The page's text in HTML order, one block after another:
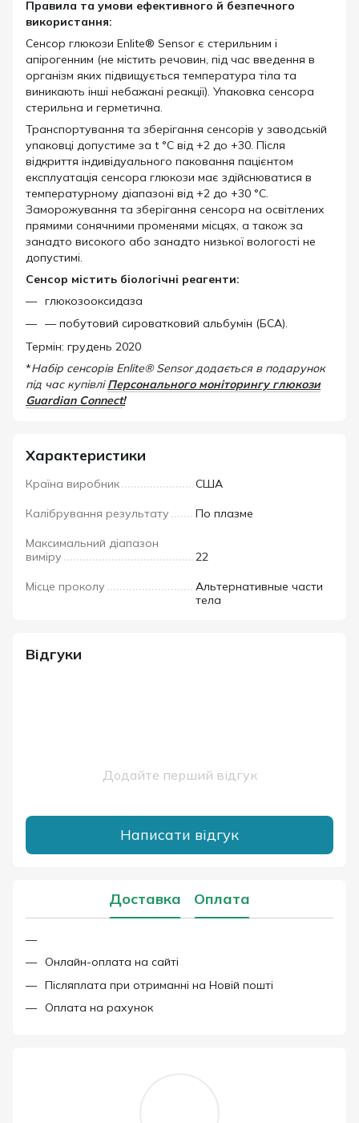
Правила та умови ефективного й безпечного
використання:
Сенсор глюкози Enlite® Sensor є стерильним і
апірогенним (не містить речовин, під час введення в
організм яких підвищується температура тіла та
виникають інші небажані реакції). Упаковка сенсора
стерильна и герметична.
Транспортування та зберігання сенсорів у заводській
упаковці допустиме за t °C від +2 до +30. Після
відкриття індивідуального паковання пацієнтом
експлуатація сенсора глюкози має здійснюватися в
температурному діапазоні від +2 до +30 °C.
Заморожування та зберігання сенсора на освітлених
прямими сонячними променями місцях, а також за
занадто високого або занадто низької вологості не
допустимі.
Сенсор містить біологічні реагенти:
глюкозооксидаза
— побутовий сироватковий альбумін (БСА).
Термін: грудень 2020
*Набір сенсорів Enlite® Sensor додається в подарунок
під час купівліПерсонального моніторингу глюкози
Guardian Connect!
Характеристики
Країна виробник США
Калібрування результату По плазме
Максимальний діапазон
виміру
22
Місце проколу
Альтернативные части
тела
Відгуки
Додайте перший відгук
Написати відгук
Доставка Оплата
Онлайн-оплата на сайті
Післяплата при отриманні на Новій пошті
Оплата на рахунок